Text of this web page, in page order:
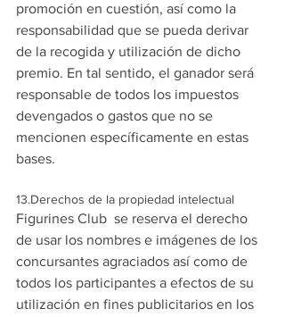
promoción en cuestión, así como la
responsabilidad que se pueda derivar
de la recogida y utilización de dicho
premio. En tal sentido, el ganador será
responsable de todos los impuestos
devengados o gastos que no se
mencionen específicamente en estas
bases.
13.Derechos de la propiedad intelectual
Figurines Club  se reserva el derecho
de usar los nombres e imágenes de los
concursantes agraciados así como de
todos los participantes a efectos de su
utilización en fines publicitarios en los